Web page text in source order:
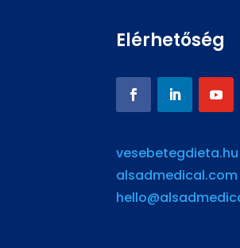
Elérhetőség
vesebetegdieta.hu
alsadmedical.com